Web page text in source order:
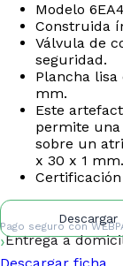
Modelo
Construida
Válvula de
seguridad.
Plancha
mm.
Este
permite una
sobre un
x 30 x 1
Certificación
Descargar
Pago seguro con
Entrega a